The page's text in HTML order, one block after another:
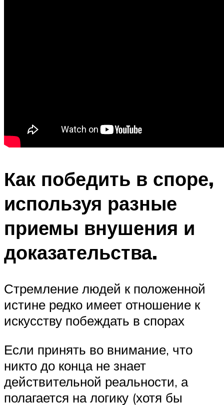
Как победить в споре,
используя разные
приемы внушения и
доказательства.
Стремление людей к положенной
истине редко имеет отношение к
искусству побеждать в спорах
Если принять во внимание, что
никто до конца не знает
действительной реальности, а
полагается на логику (хотя бы